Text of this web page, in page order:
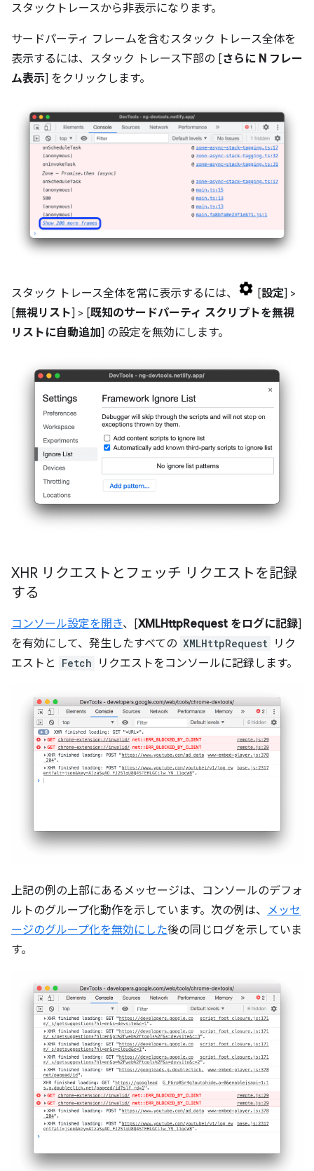
スタックトレースから非表示になります。
サードパーティ フレームを含むスタック トレース全体を
表示するには、スタック トレース下部の [さらに N フレー
ム表示] をクリックします。
スタック トレース全体を常に表示するには、 [設定] >
[無視リスト] > [既知のサードパーティ スクリプトを無視
リストに自動追加] の設定を無効にします。
XHR リクエストとフェッチ リクエストを記録
する
コンソール設定を開き、[XMLHttpRequest をログに記録]
を有効にして、発生したすべての XMLHttpRequest リク
エストと
Fetch リクエストをコンソールに記録します。
上記の例の上部にあるメッセージは、コンソールのデフォ
ルトのグループ化動作を示しています。次の例は、 メッセ
ージのグループ化を無効にした後の同じログを示していま
す。